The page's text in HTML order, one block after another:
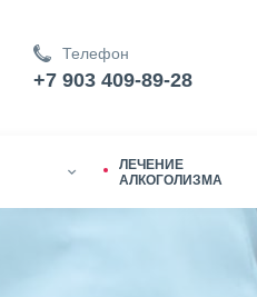
Телефон
+7 903 409-89-28
ЛЕЧЕНИЕ
АЛКОГОЛИЗМА